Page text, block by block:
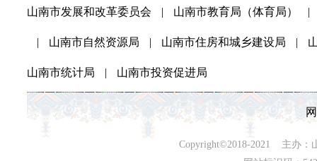
山南市发展和改革委员会 | 山南市教育局（体育局） |
| 山南市自然资源局 | 山南市住房和城乡建设局 |
山南市统计局 | 山南市投资促进局
Copyright©2018-2021 主办：